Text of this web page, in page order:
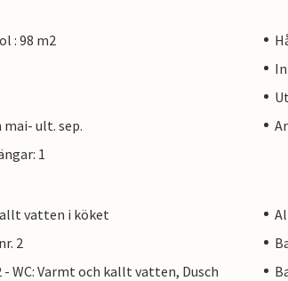
: 98 m2
ult. sep.
1
vatten i köket
2
- WC: Varmt och kallt vatten, Dusch